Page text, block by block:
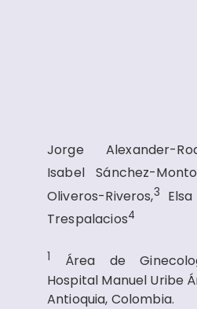
Jorge Alexander-
Isabel Sánchez-
Oliveros-Riveros,3
Trespalacios4
1 Área de
Hospital Manuel Uribe
Antioquia, Colombia.